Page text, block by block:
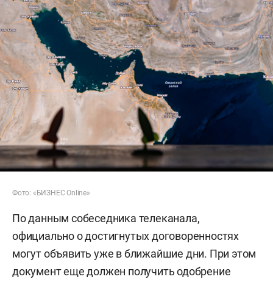
Фото: «БИЗНЕС Online»
По данным собеседника телеканала,
официально о достигнутых договоренностях
могут объявить уже в ближайшие дни. При этом
документ еще должен получить одобрение